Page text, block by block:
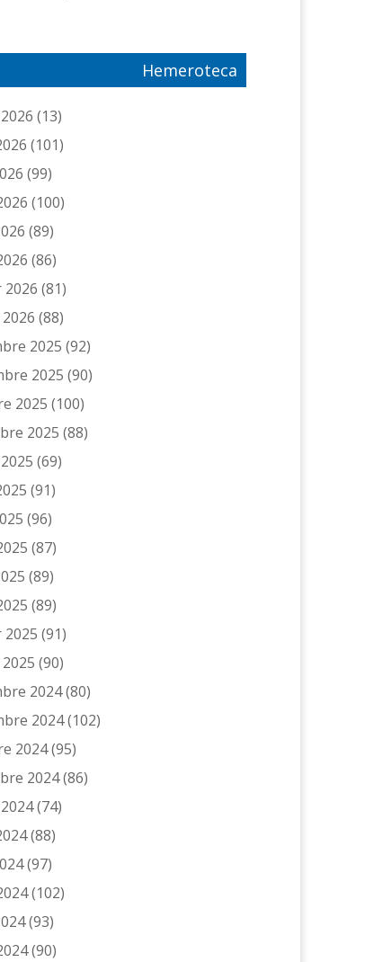
Hemeroteca
(13)
(101)
(99)
(100)
(89)
(86)
(81)
(88)
2025 (92)
2025 (90)
2025 (100)
2025 (88)
(69)
(91)
(96)
(87)
(89)
(89)
(91)
(90)
2024(80)
2024(102)
2024(95)
2024(86)
(74)
(88)
(97)
(102)
(93)
(90)